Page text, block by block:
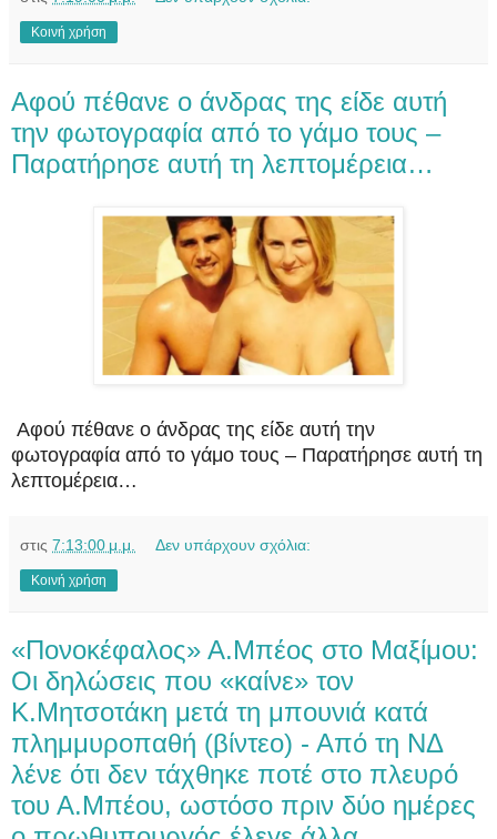
Κοινή χρήση
Αφού πέθανε ο άνδρας της είδε αυτή
την φωτογραφία από το γάμο τους –
Παρατήρησε αυτή τη λεπτομέρεια…
Αφού πέθανε ο άνδρας της είδε αυτή την
φωτογραφία από το γάμο τους – Παρατήρησε αυτή τη
λεπτομέρεια…
στις 7:13:00 μ.μ. Δεν υπάρχουν σχόλια:
Κοινή χρήση
«Πονοκέφαλος» Α.Μπέος στο Μαξίμου:
Οι δηλώσεις που «καίνε» τον
Κ.Μητσοτάκη μετά τη μπουνιά κατά
πλημμυροπαθή (βίντεο) - Από τη ΝΔ
λένε ότι δεν τάχθηκε ποτέ στο πλευρό
του Α.Μπέου, ωστόσο πριν δύο ημέρες